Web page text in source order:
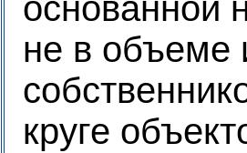
основанной
не в объеме
круге